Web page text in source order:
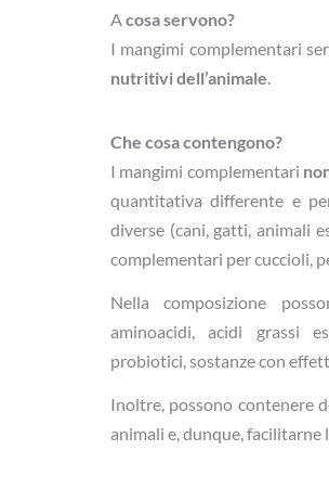
A cosa servono?
I mangimi complementari
nutritivi dell’animale
Che cosa contengono?
I mangimi complementari
quantitativa differente e
diverse (cani, gatti, animali
complementari per cuccioli,
Nella composizione
aminoacidi, acidi grassi
probiotici, sostanze con
Inoltre, possono contenere
animali e, dunque, facilitarne